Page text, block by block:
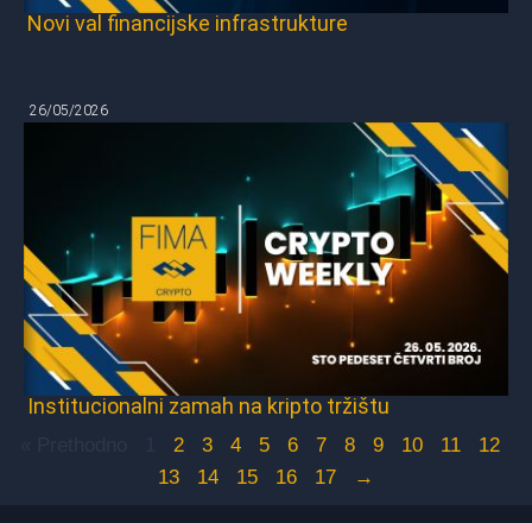
Novi val financijske infrastrukture
26/05/2026
Institucionalni zamah na kripto tržištu
2 3 4 5 6 7 8 9 10 11
12
13
14 15 16 17 →